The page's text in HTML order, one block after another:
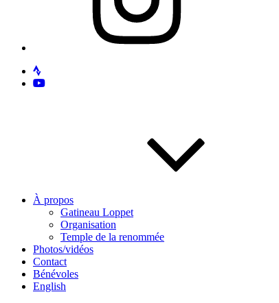
À propos
Gatineau Loppet
Organisation
Temple de la renommée
Photos/vidéos
Contact
Bénévoles
English